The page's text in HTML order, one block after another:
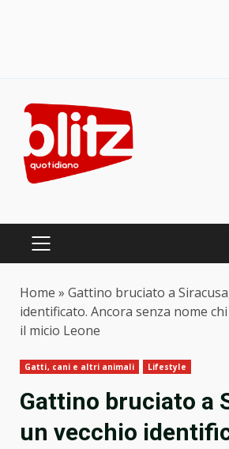
content
PRIMARY
Home » Gattino bruciato a
identificato. Ancora senza nome
il micio Leone
Gatti, cani e altri animali Lifestyle
Gattino bruciato a
un vecchio